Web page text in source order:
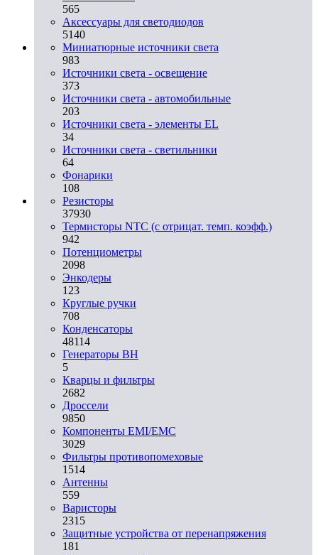
565
Аксессуары для светодиодов
5140
Миниатюрные источники света
983
Источники света - освещение
373
Источники света - автомобильные
203
Источники света - элементы EL
34
Источники света - светильники
64
Фонарики
108
Резисторы
37930
Термисторы NTC (с отрицат. темп. коэфф.)
942
Потенциометры
2098
Энкодеры
123
Круглые ручки
708
Конденсаторы
48114
Генераторы ВН
5
Кварцы и фильтры
2682
Дроссели
9850
Компоненты EMI/EMC
3029
Фильтры противопомеховые
1514
Антенны
559
Варисторы
2315
Защитные устройства от перенапряжения
181